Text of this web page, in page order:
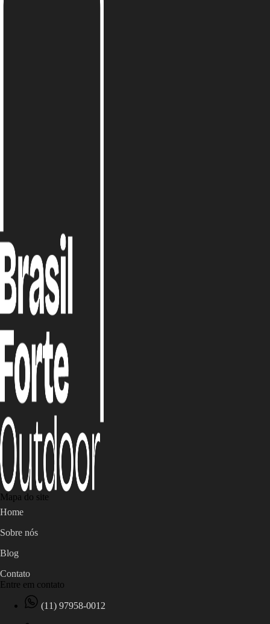
Mapa do site
Home
Sobre nós
Blog
Contato
Entre em contato
(11) 97958-0012